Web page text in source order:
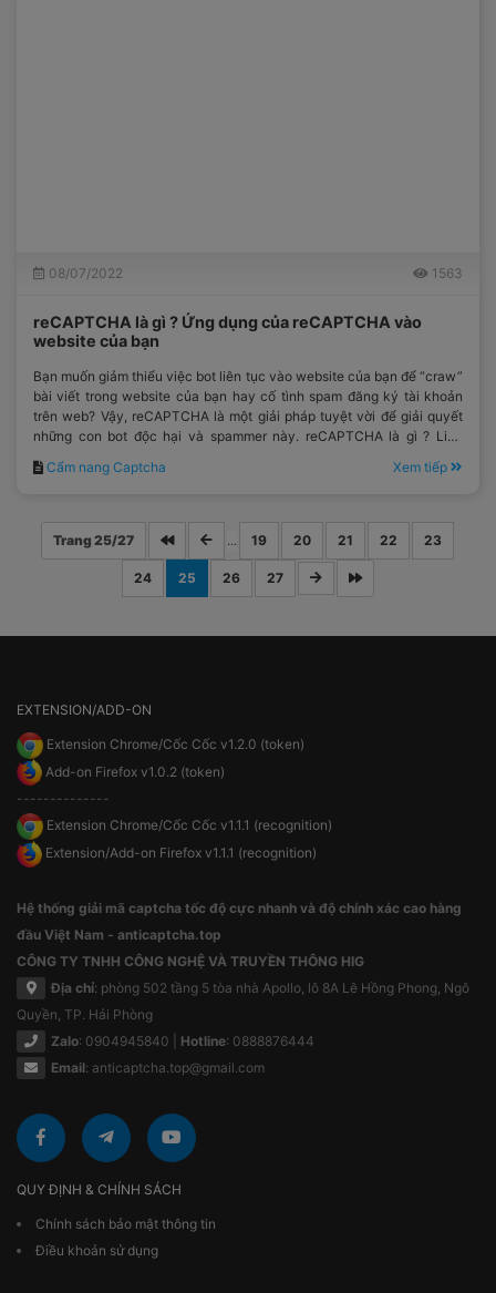
08/07/2022 1563
reCAPTCHA là gì ? Ứng dụng của reCAPTCHA vào
website của bạn
Bạn muốn giảm thiểu việc bot liên tục vào website của bạn để “craw”
bài viết trong website của bạn hay cố tình spam đăng ký tài khoản
trên web? Vậy, reCAPTCHA là một giải pháp tuyệt vời để giải quyết
những con bot độc hại và spammer này. reCAPTCHA là gì ? Liệu
reCAPTCHA có thật sự tốt hay không ?
Cẩm nang Captcha Xem tiếp
Trang 25/27 ... 19 20 21 22 23
24 25 26 27
EXTENSION/ADD-ON
Extension Chrome/Cốc Cốc v1.2.0 (token)
Add-on Firefox v1.0.2 (token)
--------------
Extension Chrome/Cốc Cốc v1.1.1 (recognition)
Extension/Add-on Firefox v1.1.1 (recognition)
Hệ thống giải mã captcha tốc độ cực nhanh và độ chính xác cao hàng
đầu Việt Nam - anticaptcha.top
CÔNG TY TNHH CÔNG NGHỆ VÀ TRUYỀN THÔNG HIG
Địa chỉ: phòng 502 tầng 5 tòa nhà Apollo, lô 8A Lê Hồng Phong, Ngô
Quyền, TP. Hải Phòng
Zalo: 0904945840 | Hotline: 0888876444
Email: anticaptcha.top@gmail.com
QUY ĐỊNH & CHÍNH SÁCH
Chính sách bảo mật thông tin
Điều khoản sử dụng